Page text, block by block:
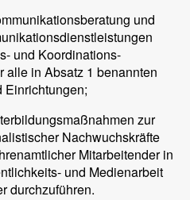
und
und Koordinations-
alle in Absatz 1 benannten
Einrichtungen;
zur
Nachwuchskräfte
Mitarbeitender in
und Medienarbeit
durchzuführen.